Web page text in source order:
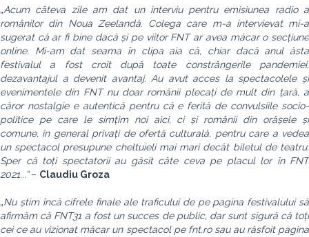
„Acum câteva zile am dat un interviu pentru emisiunea radio a
românilor din Noua Zeelandă. Colega care m-a intervievat mi-a
sugerat că ar fi bine dacă și pe viitor FNT ar avea măcar o secțiune
online. Mi-am dat seama în clipa aia că, chiar dacă anul ăsta
festivalul a fost croit după toate constrângerile pandemiei,
dezavantajul a devenit avantaj. Au avut acces la spectacolele și
evenimentele din FNT nu doar românii plecați de mult din țară, a
căror nostalgie e autentică pentru că e ferită de convulsiile socio-
politice pe care le simțim noi aici, ci și românii din orășele și
comune, în general privați de ofertă culturală, pentru care a vedea
un spectacol presupune cheltuieli mai mari decât biletul de teatru.
Sper că toți spectatorii au găsit câte ceva pe placul lor în FNT
2021...”– Claudiu Groza
„Nu știm încă cifrele finale ale traficului de pe pagina festivalului să
afirmăm că FNT31 a fost un succes de public, dar sunt sigură că toți
cei ce au vizionat măcar un spectacol pe fnt.ro sau au răsfoit pagina